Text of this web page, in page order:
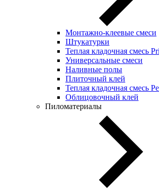
Монтажно-клеевые смеси
Штукатурки
Теплая кладочная смесь
Универсальные смеси
Наливные полы
Плиточный клей
Теплая кладочная смесь
Облицовочный клей
Пиломатериалы